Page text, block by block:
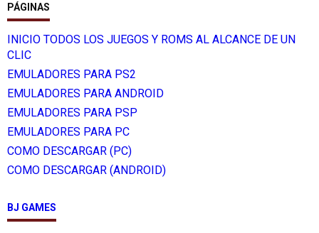
PÁGINAS
INICIO TODOS LOS JUEGOS Y ROMS AL ALCANCE DE UN
CLIC
EMULADORES PARA PS2
EMULADORES PARA ANDROID
EMULADORES PARA PSP
EMULADORES PARA PC
COMO DESCARGAR (PC)
COMO DESCARGAR (ANDROID)
BJ GAMES